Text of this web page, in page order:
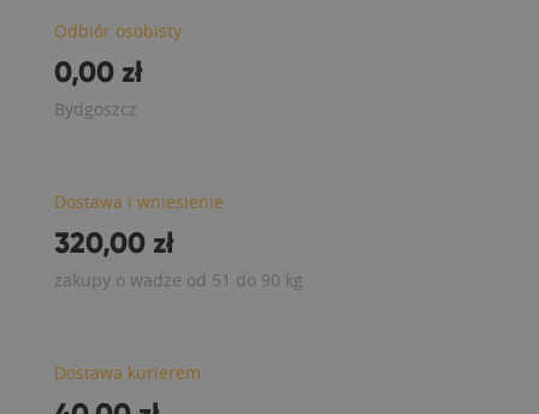
Odbiór osobisty
0,00 zł
Bydgoszcz
Dostawa i wniesienie
320,00 zł
zakupy o wadze od 51 do 90 kg
Dostawa kurierem